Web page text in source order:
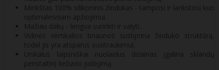
Minkštas 100% silikoninis žindukas - tamposi ir lankstosi kuo
optimalesniam apžiojimui.
Mažiau dalių - lengva surinkti ir valyti.
Vidinės vertikalios briaunos sustiprina žinduko struktūrą,
todėl jis yra atsparus susitraukimui.
Unikalus laipsniškai nuolaidus dizainas įgalina sklandų
peristaltinį liežuvio judėjimą.